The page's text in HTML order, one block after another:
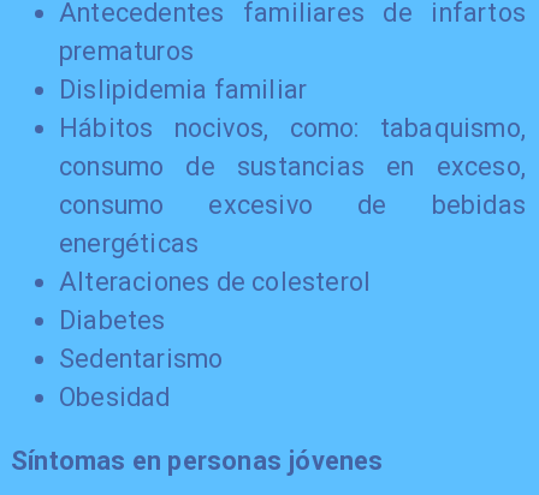
Antecedentes familiares de infartos
prematuros
Dislipidemia familiar
Hábitos nocivos, como: tabaquismo,
consumo de sustancias en exceso,
consumo excesivo de bebidas
energéticas
Alteraciones de colesterol
Diabetes
Sedentarismo
Obesidad
Síntomas en personas jóvenes